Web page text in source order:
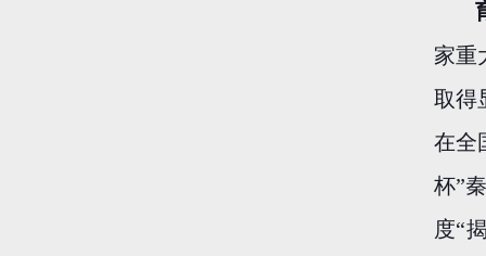
家重
取得
在全
杯”
度“